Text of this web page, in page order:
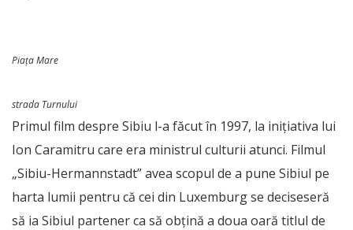
Piața Mare
strada Turnului
Primul film despre Sibiu l-a făcut în 1997, la inițiativa lui
Ion Caramitru care era ministrul culturii atunci. Filmul
„Sibiu-Hermannstadt” avea scopul de a pune Sibiul pe
harta lumii pentru că cei din Luxemburg se deciseseră
să ia Sibiul partener ca să obțină a doua oară titlul de